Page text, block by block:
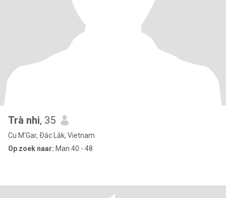
Trà nhi, 35
Cu M'Gar, Ðắc Lắk, Vietnam
Op zoek naar: Man 40 - 48